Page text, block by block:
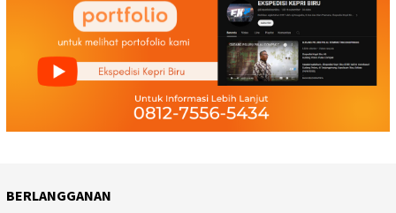
BERLANGGANAN